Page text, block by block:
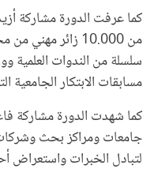
من 10.000 زائر
سلسلة من الندوات
مسابقات الابتكار الجامعية
كما شهدت الدورة مشاركة
جامعات ومراكز بحث
لتبادل الخبرات واستعراض